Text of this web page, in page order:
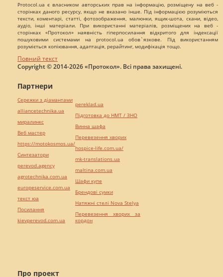
Protocol.ua є власником авторських прав на інформацію, розміщену на веб -
сторінках даного ресурсу, якщо не вказано інше. Під інформацією розуміються
тексти, коментарі, статті, фотозображення, малюнки, ящик-шота, скани, відео,
аудіо, інші матеріали. При використанні матеріалів, розміщених на веб -
сторінках «Протокол» наявність гіперпосилання відкритого для індексації
пошуковими системами на protocol.ua обов`язкове. Під використанням
розуміється копіювання, адаптація, рерайтинг, модифікація тощо.
Повний текст
Copyright © 2014-2026 «Протокол». Всі права захищені.
Про проект
Партнери
Сережки з діамантами
alliancetechnika.ua
миралинкс
Веб мастер
https://motokosmos.ua/
Синтезатори
perevod.agency
agrotechnika.com.ua
europeservice.com.ua
текст юа
Посилання
kievperevod.com.ua
pereklad.ua
Підготовка до НМТ / ЗНО
Винна шафа
Перевезення хворих
hospice-life.com.ua/
mk-translations.ua
maltina.com.ua
Шафи купе
Брендові сумки
Натяжні стелі Nova Stelya
Перевезення хворих за
кордон